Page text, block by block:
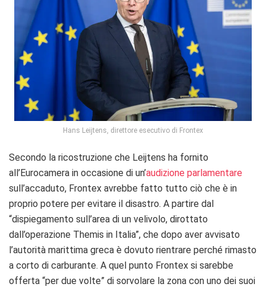
Hans Leijtens, direttore esecutivo di Frontex
Secondo la ricostruzione che Leijtens ha fornito
all’Eurocamera in occasione di un’audizione parlamentare
sull’accaduto, Frontex avrebbe fatto tutto ciò che è in
proprio potere per evitare il disastro. A partire dal
“dispiegamento sull’area di un velivolo, dirottato
dall’operazione Themis in Italia”, che dopo aver avvisato
l’autorità marittima greca è dovuto rientrare perché rimasto
a corto di carburante. A quel punto Frontex si sarebbe
offerta “per due volte” di sorvolare la zona con uno dei suoi